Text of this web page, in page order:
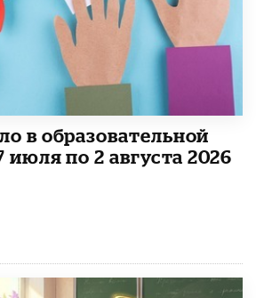
в образовательной
июля по 2 августа 2026